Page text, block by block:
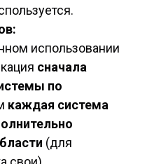
использовании
сначала
по
каждая система
(для